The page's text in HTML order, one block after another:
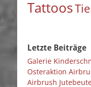
Tattoos
Letzte Beiträge
Galerie
Osteraktion
Airbrush